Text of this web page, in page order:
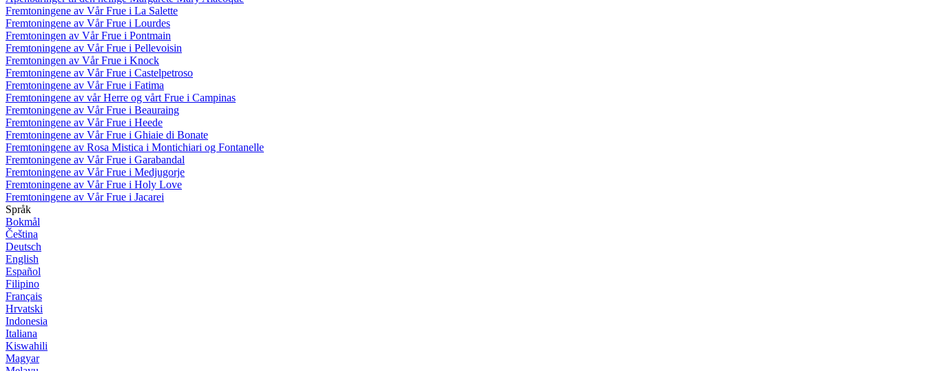
Fremtoningene av Vår Frue i La Salette
Fremtoningene av Vår Frue i Lourdes
Fremtoningen av Vår Frue i Pontmain
Fremtoningene av Vår Frue i Pellevoisin
Fremtoningen av Vår Frue i Knock
Fremtoningene av Vår Frue i Castelpetroso
Fremtoningene av Vår Frue i Fatima
Fremtoningene av vår Herre og vårt Frue i Campinas
Fremtoningene av Vår Frue i Beauraing
Fremtoningene av Vår Frue i Heede
Fremtoningene av Vår Frue i Ghiaie di Bonate
Fremtoningene av Rosa Mistica i Montichiari og Fontanelle
Fremtoningene av Vår Frue i Garabandal
Fremtoningene av Vår Frue i Medjugorje
Fremtoningene av Vår Frue i Holy Love
Fremtoningene av Vår Frue i Jacarei
Språk
Bokmål
Čeština
Deutsch
English
Español
Filipino
Français
Hrvatski
Indonesia
Italiana
Kiswahili
Magyar